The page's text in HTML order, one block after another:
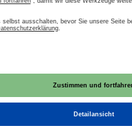
dem Preis werden
für Kli­ma­schutz
folgenden vier